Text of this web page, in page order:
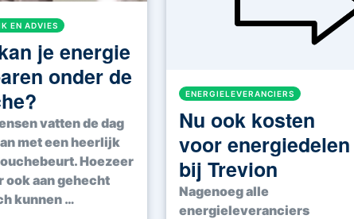
EN ADVIES
je energie
onder de
vatten de dag
met een heerlijk
Hoezeer
ook aan gehecht
kunnen …
ENERGIELEVERANCIERS
Nu ook kosten
voor energiedelen
bij Trevion
Nagenoeg alle
energieleveranciers